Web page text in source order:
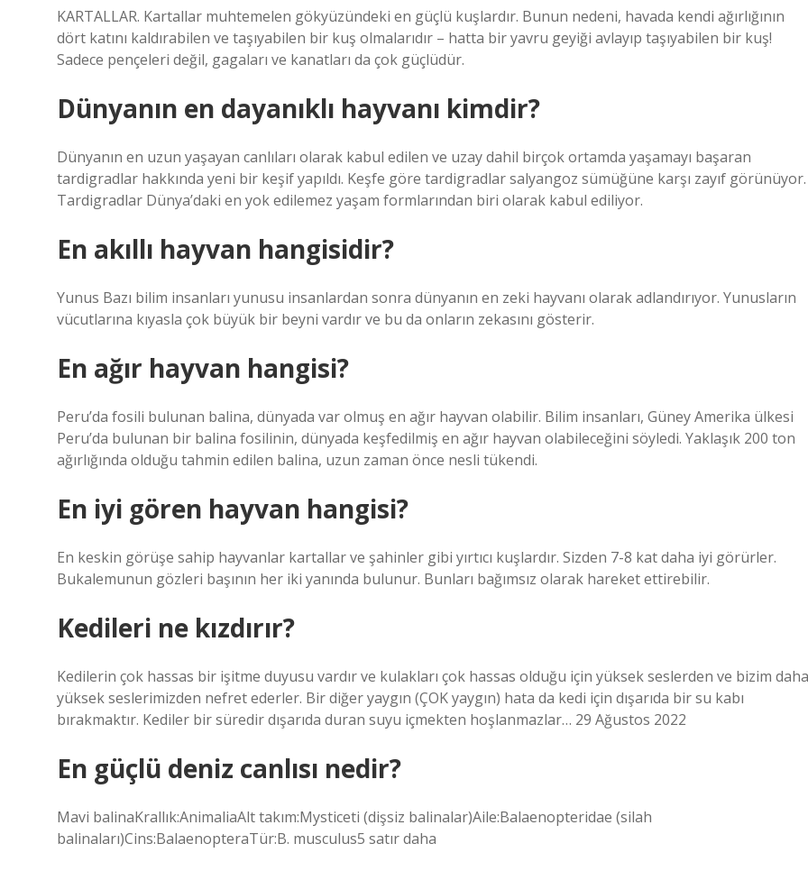
KARTALLAR. Kartallar muhtemelen gökyüzündeki en güçlü kuşlardır. Bunun nedeni, havada kendi ağırlığının
dört katını kaldırabilen ve taşıyabilen bir kuş olmalarıdır – hatta bir yavru geyiği avlayıp taşıyabilen bir kuş!
Sadece pençeleri değil, gagaları ve kanatları da çok güçlüdür.
Dünyanın en dayanıklı hayvanı kimdir?
Dünyanın en uzun yaşayan canlıları olarak kabul edilen ve uzay dahil birçok ortamda yaşamayı başaran
tardigradlar hakkında yeni bir keşif yapıldı. Keşfe göre tardigradlar salyangoz sümüğüne karşı zayıf görünüyor.
Tardigradlar Dünya’daki en yok edilemez yaşam formlarından biri olarak kabul ediliyor.
En akıllı hayvan hangisidir?
Yunus Bazı bilim insanları yunusu insanlardan sonra dünyanın en zeki hayvanı olarak adlandırıyor. Yunusların
vücutlarına kıyasla çok büyük bir beyni vardır ve bu da onların zekasını gösterir.
En ağır hayvan hangisi?
Peru’da fosili bulunan balina, dünyada var olmuş en ağır hayvan olabilir. Bilim insanları, Güney Amerika ülkesi
Peru’da bulunan bir balina fosilinin, dünyada keşfedilmiş en ağır hayvan olabileceğini söyledi. Yaklaşık 200 ton
ağırlığında olduğu tahmin edilen balina, uzun zaman önce nesli tükendi.
En iyi gören hayvan hangisi?
En keskin görüşe sahip hayvanlar kartallar ve şahinler gibi yırtıcı kuşlardır. Sizden 7-8 kat daha iyi görürler.
Bukalemunun gözleri başının her iki yanında bulunur. Bunları bağımsız olarak hareket ettirebilir.
Kedileri ne kızdırır?
Kedilerin çok hassas bir işitme duyusu vardır ve kulakları çok hassas olduğu için yüksek seslerden ve bizim daha
yüksek seslerimizden nefret ederler. Bir diğer yaygın (ÇOK yaygın) hata da kedi için dışarıda bir su kabı
bırakmaktır. Kediler bir süredir dışarıda duran suyu içmekten hoşlanmazlar… 29 Ağustos 2022
En güçlü deniz canlısı nedir?
Mavi balinaKrallık:AnimaliaAlt takım:Mysticeti (dişsiz balinalar)Aile:Balaenopteridae (silah
balinaları)Cins:BalaenopteraTür:B. musculus5 satır daha